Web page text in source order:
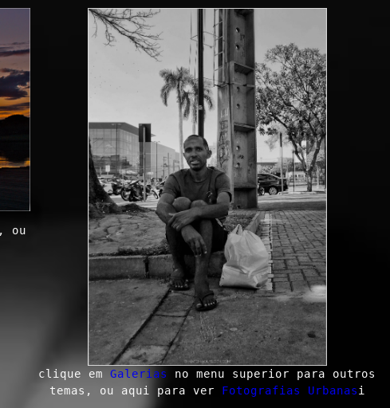
ou
clique emGalerias
no menu superior para outros
temas, ou aqui para ver Fotografias Urbanasi